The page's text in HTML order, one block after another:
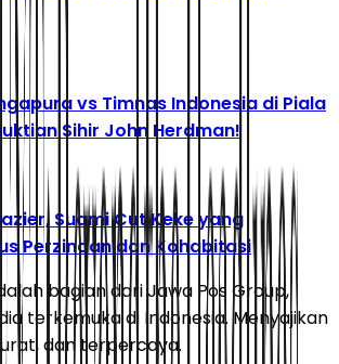
vs Timnas Indonesia di Piala
Sihir John Herdman!
Suami Cut Keke yang
Perzinaan dan Kohabitasi
bagian dari Jawa Pos Group,
terkemuka di Indonesia. Menyajikan
dan terpercaya.